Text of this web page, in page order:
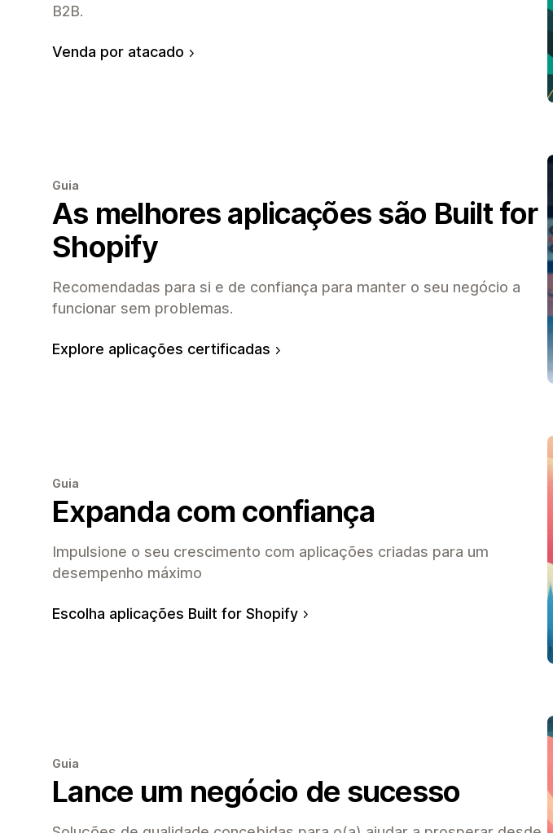
B2B.
Venda por atacado
Guia
As melhores aplicações são Built for
Shopify
Recomendadas para si e de confiança para manter o seu negócio a
funcionar sem problemas.
Explore aplicações certificadas
Guia
Expanda com confiança
Impulsione o seu crescimento com aplicações criadas para um
desempenho máximo
Escolha aplicações Built for Shopify
Guia
Lance um negócio de sucesso